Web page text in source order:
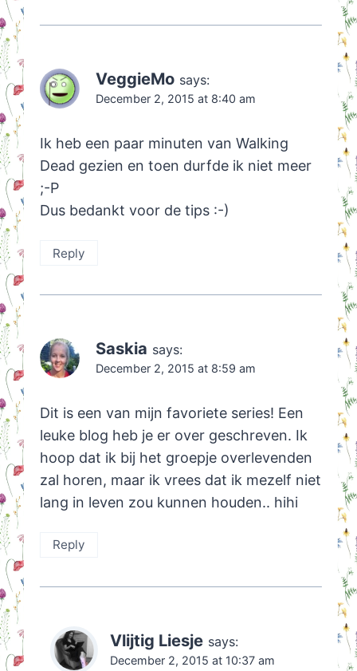
VeggieMo says:
December 2, 2015 at 8:40 am
Ik heb een paar minuten van Walking
Dead gezien en toen durfde ik niet meer
;-P
Dus bedankt voor de tips :-)
Reply
Saskia says:
December 2, 2015 at 8:59 am
Dit is een van mijn favoriete series! Een
leuke blog heb je er over geschreven. Ik
hoop dat ik bij het groepje overlevenden
zal horen, maar ik vrees dat ik mezelf niet
lang in leven zou kunnen houden.. hihi
Reply
Vlijtig Liesje says:
December 2, 2015 at 10:37 am